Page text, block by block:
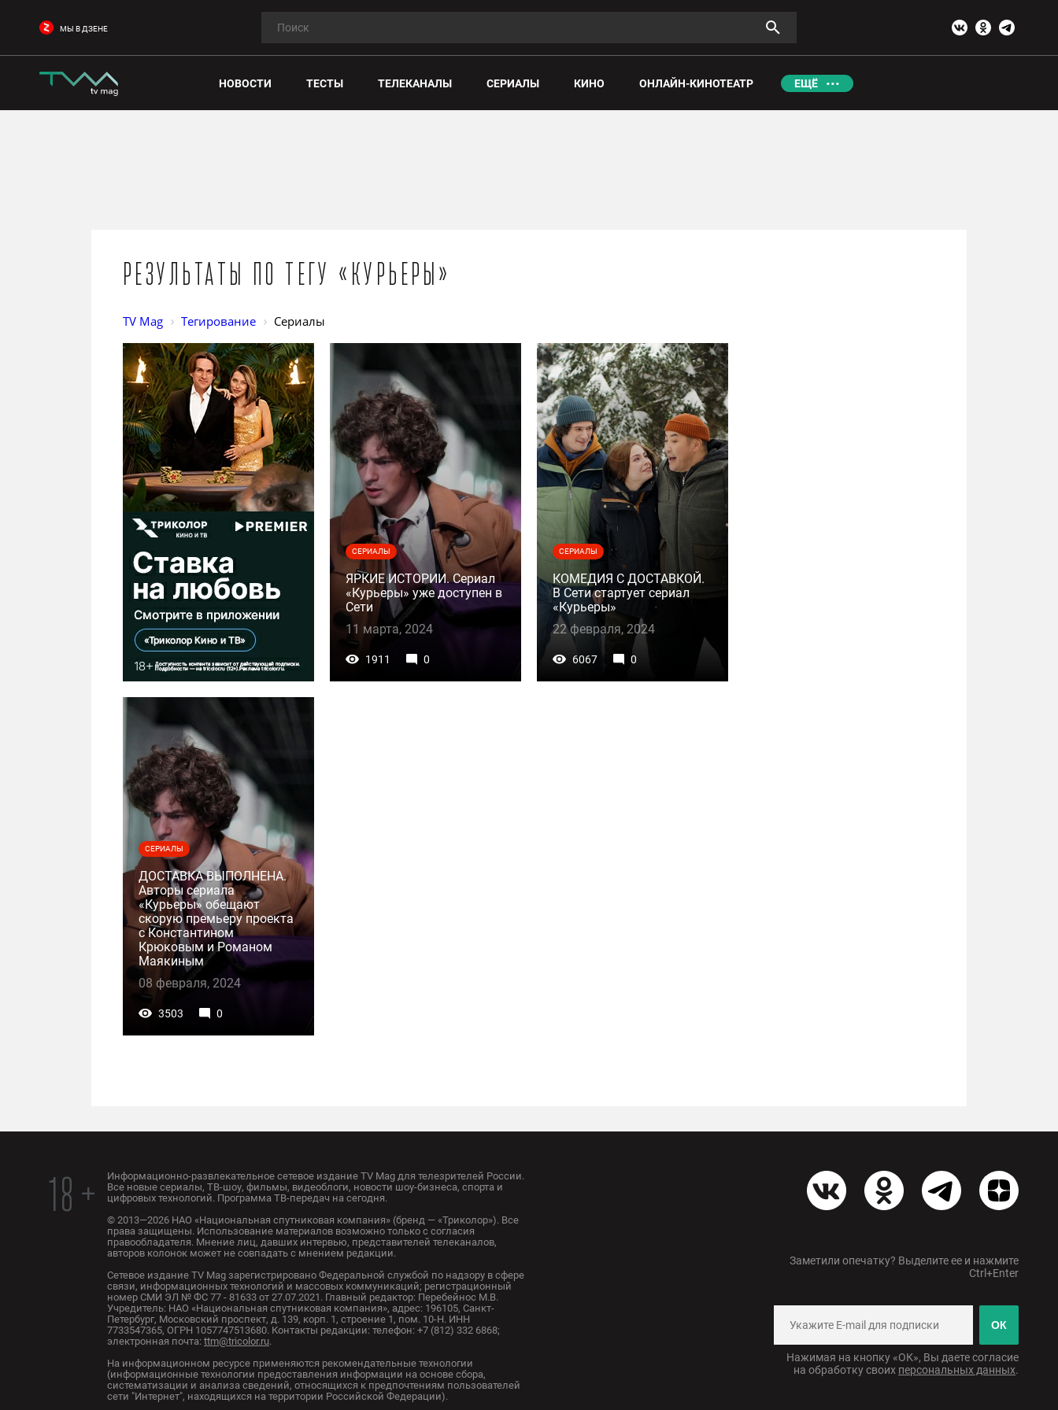
МЫ В ДЗЕНЕ
НОВОСТИ ТЕСТЫ ТЕЛЕКАНАЛЫ СЕРИАЛЫ КИНО ОНЛАЙН-КИНОТЕАТР ЕЩЁ
Результаты по тегу «Курьеры»
TV Mag Тегирование Сериалы
СЕРИАЛЫ
ЯРКИЕ ИСТОРИИ. Сериал
«Курьеры» уже доступен в
Сети
11 марта, 2024
1911 0
СЕРИАЛЫ
КОМЕДИЯ С ДОСТАВКОЙ.
В Сети стартует сериал
«Курьеры»
22 февраля, 2024
6067 0
СЕРИАЛЫ
ДОСТАВКА ВЫПОЛНЕНА.
Авторы сериала
«Курьеры» обещают
скорую премьеру проекта
с Константином
Крюковым и Романом
Маякиным
08 февраля, 2024
3503 0
18 +
Информационно-развлекательное сетевое издание TV Mag для телезрителей России.
Все новые сериалы, ТВ-шоу, фильмы, видеоблоги, новости шоу-бизнеса, спорта и
цифровых технологий. Программа ТВ-передач на сегодня.
© 2013—2026 НАО «Национальная спутниковая компания» (бренд — «Триколор»). Все
права защищены. Использование материалов возможно только с согласия
правообладателя. Мнение лиц, давших интервью, представителей телеканалов,
авторов колонок может не совпадать с мнением редакции.
Сетевое издание TV Mag зарегистрировано Федеральной службой по надзору в сфере
связи, информационных технологий и массовых коммуникаций; регистрационный
номер СМИ ЭЛ № ФС 77 - 81633 от 27.07.2021. Главный редактор: Перебейнос М.В.
Учредитель: НАО «Национальная спутниковая компания», адрес: 196105, Санкт-
Петербург, Московский проспект, д. 139, корп. 1, строение 1, пом. 10-Н. ИНН
7733547365, ОГРН 1057747513680. Контакты редакции: телефон: +7 (812) 332 6868;
электронная почта: ttm@tricolor.ru.
На информационном ресурсе применяются рекомендательные технологии
(информационные технологии предоставления информации на основе сбора,
систематизации и анализа сведений, относящихся к предпочтениям пользователей
сети "Интернет", находящихся на территории Российской Федерации).
Заметили опечатку? Выделите ее и нажмите
Ctrl+Enter
ОК
Нажимая на кнопку «ОК», Вы даете согласие
на обработку своих персональных данных.